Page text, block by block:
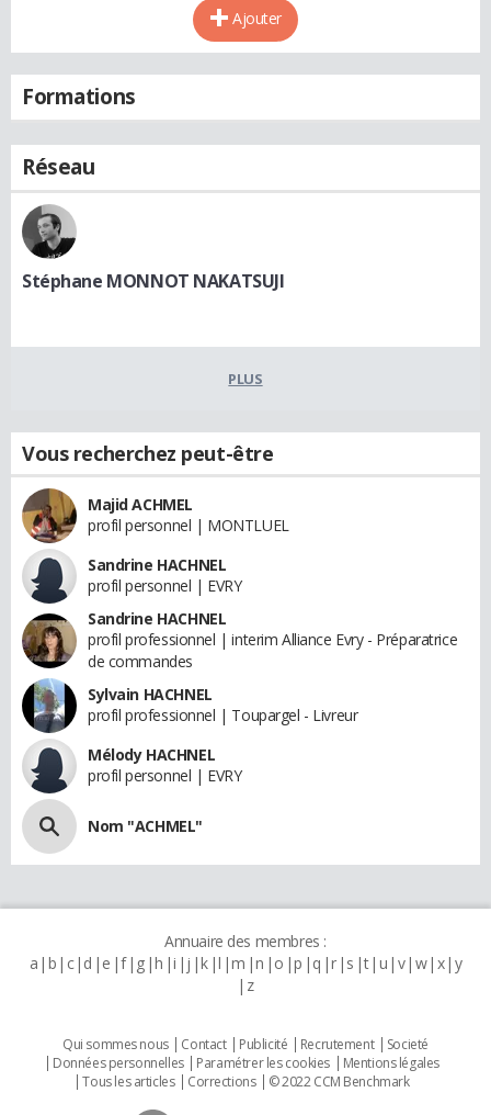
Ajouter
Formations
Réseau
Stéphane MONNOT NAKATSUJI
PLUS
Vous recherchez peut-être
Majid ACHMEL
profil personnel | MONTLUEL
Sandrine HACHNEL
profil personnel | EVRY
Sandrine HACHNEL
profil professionnel | interim Alliance Evry - Préparatrice
de commandes
Sylvain HACHNEL
profil professionnel | Toupargel - Livreur
Mélody HACHNEL
profil personnel | EVRY
Nom "ACHMEL"
Annuaire des membres :
a b c d e f g h i j k l m n o p q r s t u v w x y
z
Qui sommes nous Contact Publicité Recrutement
Societé
Données personnelles
Paramétrer les cookies
Mentions légales
Tous les articles
Corrections © 2022 CCM Benchmark